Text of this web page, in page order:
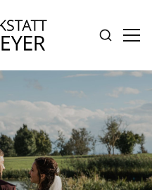
SUCHE